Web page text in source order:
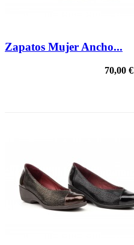
Zapatos Mujer Ancho...
70,00 €